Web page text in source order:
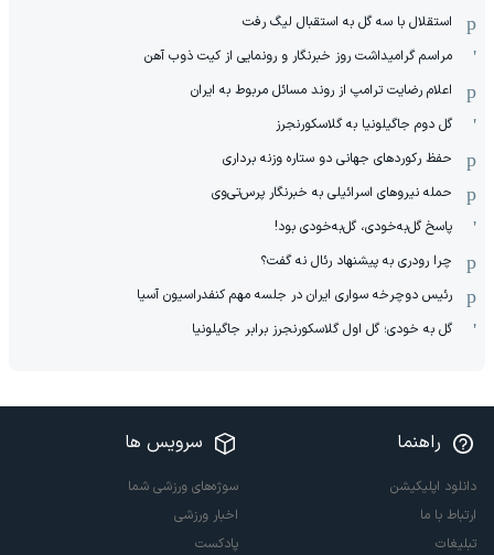
استقلال با سه گل به استقبال لیگ رفت
مراسم گرامیداشت روز خبرنگار و رونمایی از کیت ذوب آهن
اعلام رضایت ترامپ از روند مسائل مربوط به ایران
گل دوم جاگیلونیا به گلاسکورنجرز
حفظ رکوردهای جهانی دو ستاره وزنه برداری
حمله نیروهای اسرائیلی به خبرنگار پرس‌تی‌وی
پاسخ گل‌به‌خودی، گل‌به‌خودی بود!
چرا رودری به پیشنهاد رئال نه گفت؟
رئیس دوچرخه سواری ایران در جلسه مهم کنفدراسیون آسیا
گل به خودی؛ گل اول گلاسکورنجرز برابر جاگیلونیا
راهنما
دانلود اپلیکیشن
ارتباط با ما
تبلیغات
سرویس ها
سوژه‌های ورزشی شما
اخبار ورزشی
پادکست